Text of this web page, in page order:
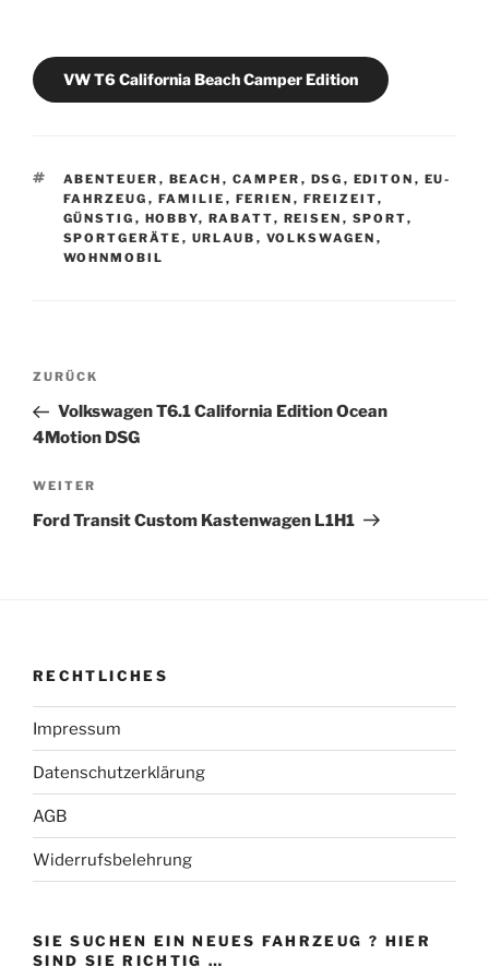
VW T6 California Beach Camper Edition
SCHLAGWÖRTER
ABENTEUER , BEACH , CAMPER , DSG , EDITON , EU-
FAHRZEUG , FAMILIE , FERIEN , FREIZEIT,
GÜNSTIG , HOBBY, RABATT, REISEN , SPORT,
SPORTGERÄTE , URLAUB , VOLKSWAGEN ,
WOHNMOBIL
Beitragsnavigation
Vorheriger
Beitrag
ZURÜCK
Volkswagen T6.1 California Edition Ocean
4Motion DSG
Nächster
Beitrag
WEITER
Ford Transit Custom Kastenwagen L1H1
RECHTLICHES
Impressum
Datenschutzerklärung
AGB
Widerrufsbelehrung
SIE SUCHEN EIN NEUES FAHRZEUG ? HIER
SIND SIE RICHTIG …